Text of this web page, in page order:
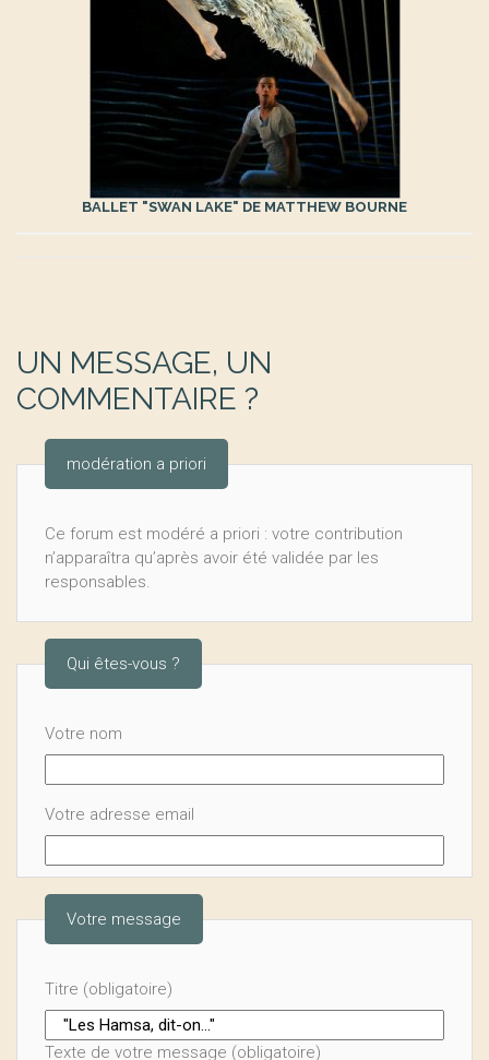
BALLET "SWAN LAKE" DE MATTHEW BOURNE
UN MESSAGE, UN
COMMENTAIRE ?
modération a priori
Ce forum est modéré a priori : votre contribution
n’apparaîtra qu’après avoir été validée par les
responsables.
Qui êtes-vous ?
Votre nom
Votre adresse email
Votre message
Titre (obligatoire)
Texte de votre message (obligatoire)